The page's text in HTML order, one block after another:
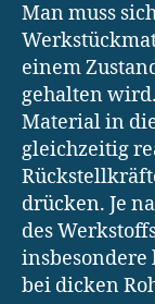
Man muss
einem
gehalten
Material in
gleichzeitig
drücken. Je
des
insbesondere
bei dicken